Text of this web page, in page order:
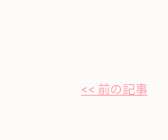
<< 前の記事